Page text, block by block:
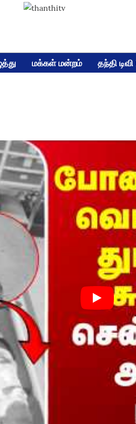
மக்கள் மன்றம் தந்தி